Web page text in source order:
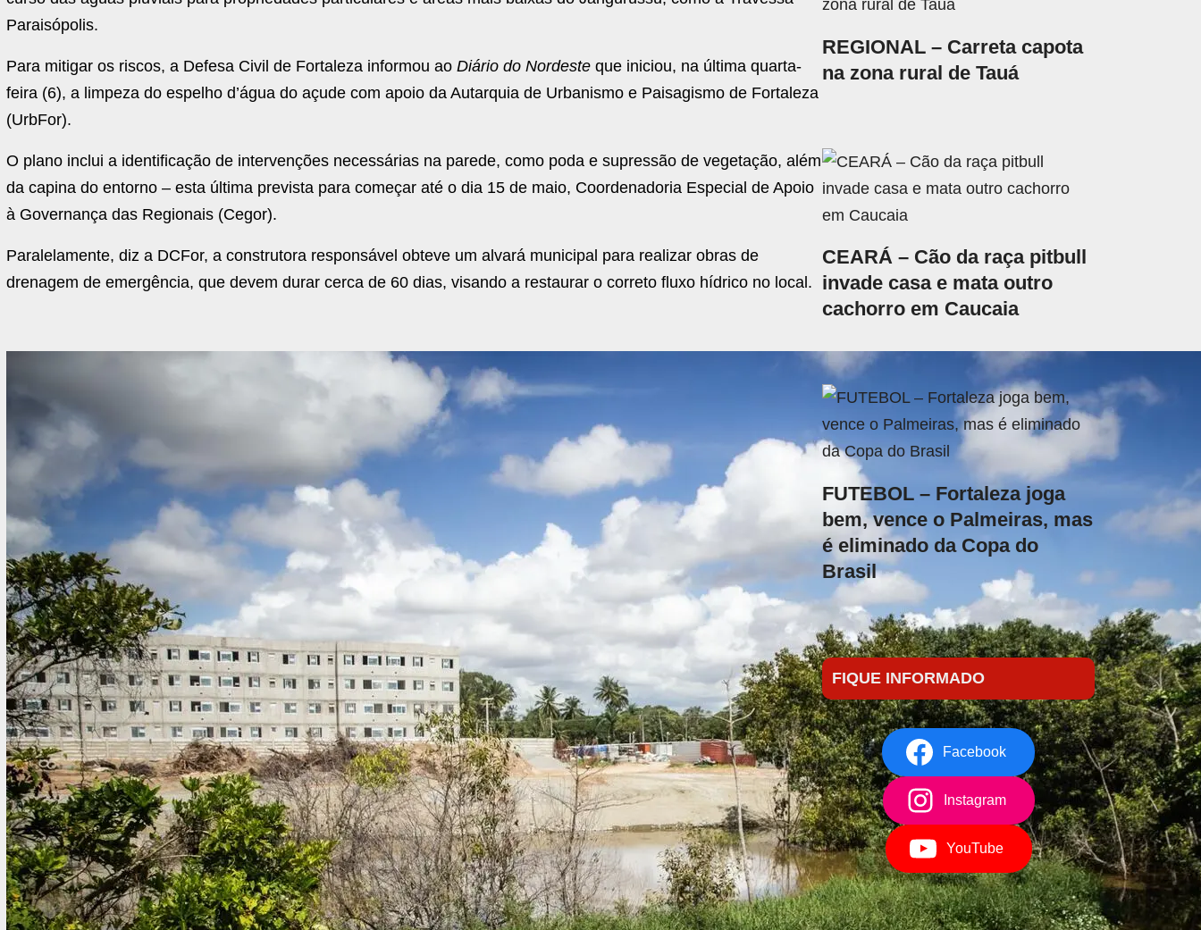
Paraisópolis.
Para mitigar os riscos, a Defesa Civil de Fortaleza informou aoDiário do Nordeste que iniciou, na última quarta-
feira (6), a limpeza do espelho d’água do açude com apoio da Autarquia de Urbanismo e Paisagismo de Fortaleza
(UrbFor).
O plano inclui a identificação de intervenções necessárias na parede, como poda e supressão de vegetação, além
da capina do entorno – esta última prevista para começar até o dia 15 de maio, Coordenadoria Especial de Apoio
à Governança das Regionais (Cegor).
Paralelamente, diz a DCFor, a construtora responsável obteve um alvará municipal para realizar obras de
drenagem de emergência, que devem durar cerca de 60 dias, visando a restaurar o correto fluxo hídrico no local.
REGIONAL – Carreta capota
na zona rural de Tauá
CEARÁ – Cão da raça pitbull
invade casa e mata outro
cachorro em Caucaia
FUTEBOL – Fortaleza joga
bem, vence o Palmeiras, mas
é eliminado da Copa do
Brasil
FIQUE INFORMADO
Facebook
Instagram
YouTube